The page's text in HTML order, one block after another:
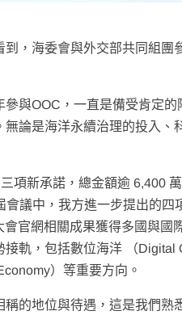
，海委會與外交部共同組團
與OOC，一直是備受肯定
論是海洋永續治理的投入
項新承諾，總金額逾 6,400
議中，我方進一步提出的
官網相關成果獲得多國與國
軌，包括數位海洋 （
）等重要方向。
的地位與待遇，這是我們